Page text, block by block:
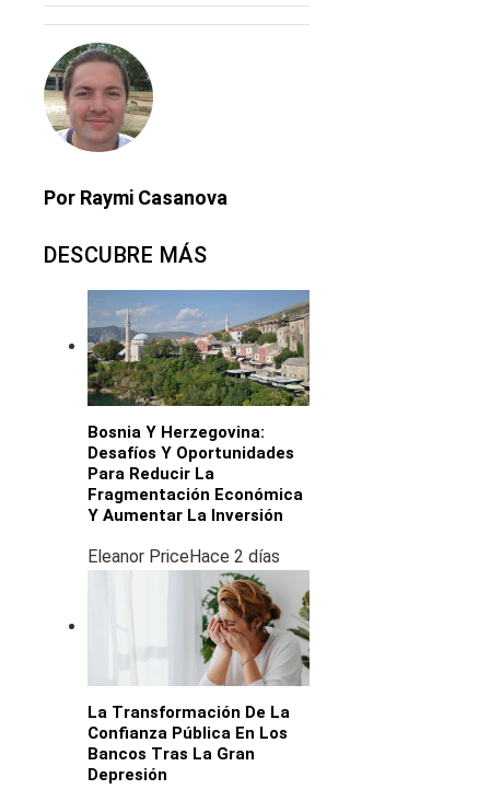
Por Raymi Casanova
DESCUBRE MÁS
Bosnia Y Herzegovina:
Desafíos Y Oportunidades
Para Reducir La
Fragmentación Económica
Y Aumentar La Inversión
Eleanor PriceHace 2 días
La Transformación De La
Confianza Pública En Los
Bancos Tras La Gran
Depresión